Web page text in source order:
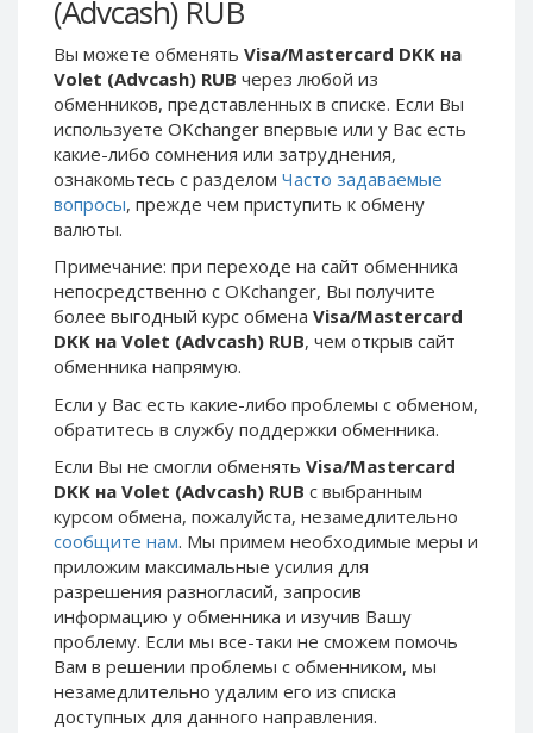
(Advcash) RUB
Вы можете обменять Visa/Mastercard DKK на
Volet (Advcash) RUB через любой из
обменников, представленных в списке. Если Вы
используете OKchanger впервые или у Вас есть
какие-либо сомнения или затруднения,
ознакомьтесь с разделом Часто задаваемые
вопросы, прежде чем приступить к обмену
валюты.
Примечание: при переходе на сайт обменника
непосредственно c OKchanger, Вы получите
более выгодный курс обмена Visa/Mastercard
DKK на Volet (Advcash) RUB, чем открыв сайт
обменника напрямую.
Если у Вас есть какие-либо проблемы с обменом,
обратитесь в службу поддержки обменника.
Если Вы не смогли обменять Visa/Mastercard
DKK на Volet (Advcash) RUB с выбранным
курсом обмена, пожалуйста, незамедлительно
сообщите нам. Мы примем необходимые меры и
приложим максимальные усилия для
разрешения разногласий, запросив
информацию у обменника и изучив Вашу
проблему. Если мы все-таки не сможем помочь
Вам в решении проблемы c обменником, мы
незамедлительно удалим его из списка
доступных для данного направления.
Skril PLN
Skril AUD
Skril NOK
Skril SEK
Paxum USD
Paxum EUR
Epay EUR
Phone Balance RUB
Phone Balance UAH
Neteller USD
Neteller EUR
Neteller INR
Neteller PLN
Neteller GBP
Neteller NOK
Neteller SEK
PaySera USD
PaySera EUR
Skril AUD
Skril NOK
Skril SEK
Paxum USD
Paxum EUR
Epay EUR
Phone Balance RUB
Phone Balance UAH
Neteller USD
Neteller EUR
Neteller INR
Neteller PLN
Neteller GBP
Neteller NOK
Neteller SEK
PaySera USD
PaySera EUR